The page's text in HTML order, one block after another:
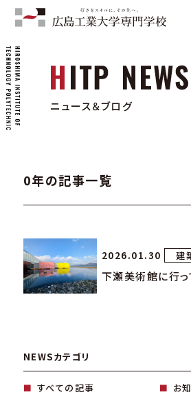
ニュース＆ブログ
0年の記事一覧
2026.01.30 建
下瀬美術館に行っ
NEWSカテゴリ
すべての記事
お